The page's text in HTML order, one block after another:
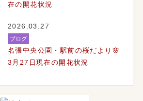
在の開花状況
2026.03.27
ブログ
名張中央公園・駅前の桜だより🌸
3月27日現在の開花状況